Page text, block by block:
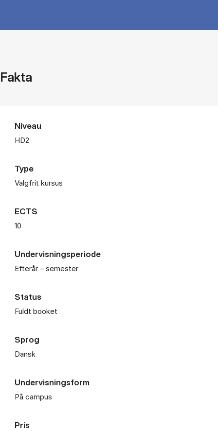
Fakta
Niveau
HD2
Type
Valgfrit kursus
ECTS
10
Undervisningsperiode
Efterår – semester
Status
Fuldt booket
Sprog
Dansk
Undervisningsform
På campus
Pris